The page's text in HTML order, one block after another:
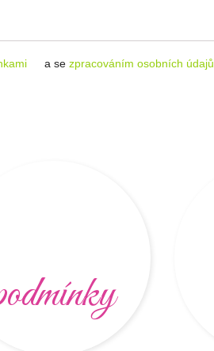
a se zpracováním osobních údajů